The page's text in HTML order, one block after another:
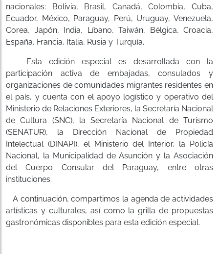
nacionales: Bolivia, Brasil, Canadá, Colombia, Cuba,
Ecuador, México, Paraguay, Perú, Uruguay, Venezuela,
Corea, Japón, India, Líbano, Taiwán, Bélgica, Croacia,
España, Francia, Italia, Rusia y Turquía.
Esta edición especial es desarrollada con la
participación activa de embajadas, consulados y
organizaciones de comunidades migrantes residentes en
el país, y cuenta con el apoyo logístico y operativo del
Ministerio de Relaciones Exteriores, la Secretaría Nacional
de Cultura (SNC), la Secretaría Nacional de Turismo
(SENATUR), la Dirección Nacional de Propiedad
Intelectual (DINAPI), el Ministerio del Interior, la Policía
Nacional, la Municipalidad de Asunción y la Asociación
del Cuerpo Consular del Paraguay, entre otras
instituciones.
A continuación, compartimos la agenda de actividades
artísticas y culturales, así como la grilla de propuestas
gastronómicas disponibles para esta edición especial.